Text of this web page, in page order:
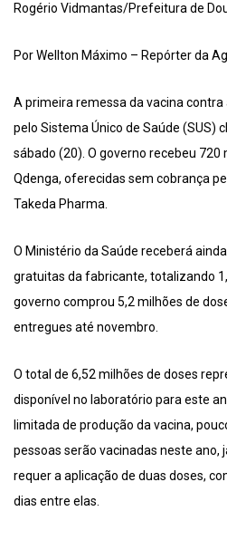
Rogério Vidmantas/Prefeitura de
Por Wellton Máximo – Repórter da
A primeira remessa da vacina
pelo Sistema Único de Saúde (SUS)
sábado (20). O governo recebeu
Qdenga, oferecidas sem cobrança
Takeda Pharma.
O Ministério da Saúde receberá
gratuitas da fabricante, totalizando
governo comprou 5,2 milhões de
entregues até novembro.
O total de 6,52 milhões de doses
disponível no laboratório para este
limitada de produção da vacina,
pessoas serão vacinadas neste ano,
requer a aplicação de duas doses,
dias entre elas.